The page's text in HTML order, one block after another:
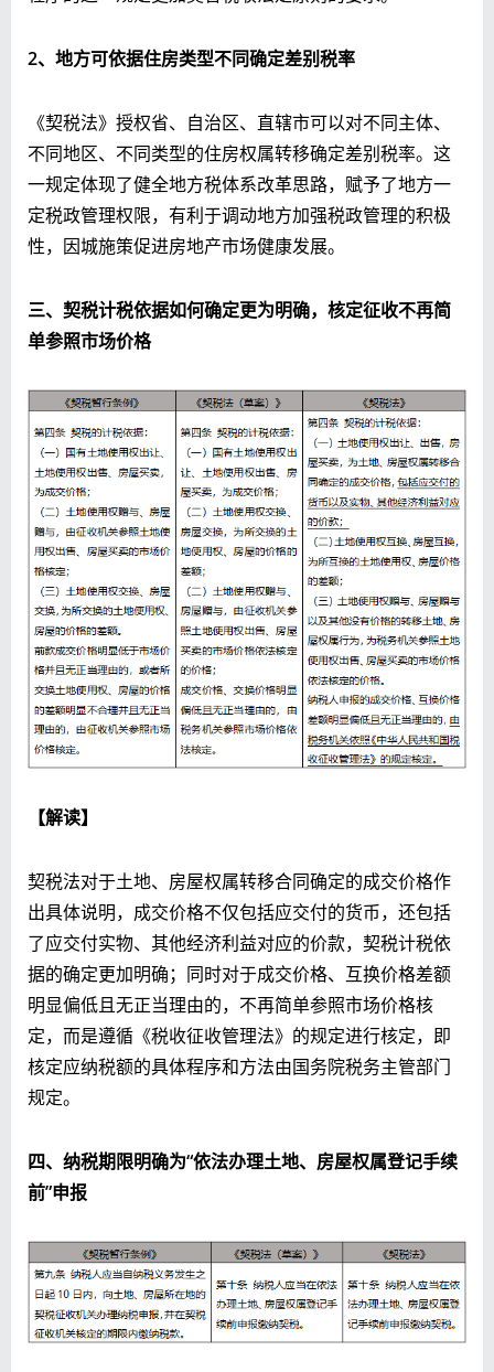
2、地方可依据住房类型不同确定差别税率
《契税法》授权省、自治区、直辖市可以对不同主体、
不同地区、不同类型的住房权属转移确定差别税率。这
一规定体现了健全地方税体系改革思路，赋予了地方一
定税政管理权限，有利于调动地方加强税政管理的积极
性，因城施策促进房地产市场健康发展。
三、契税计税依据如何确定更为明确，核定征收不再简
单参照市场价格
【解读】
契税法对于土地、房屋权属转移合同确定的成交价格作
出具体说明，成交价格不仅包括应交付的货币，还包括
了应交付实物、其他经济利益对应的价款，契税计税依
据的确定更加明确；同时对于成交价格、互换价格差额
明显偏低且无正当理由的，不再简单参照市场价格核
定，而是遵循《税收征收管理法》的规定进行核定，即
核定应纳税额的具体程序和方法由国务院税务主管部门
规定。
四、纳税期限明确为“依法办理土地、房屋权属登记手续
前”申报